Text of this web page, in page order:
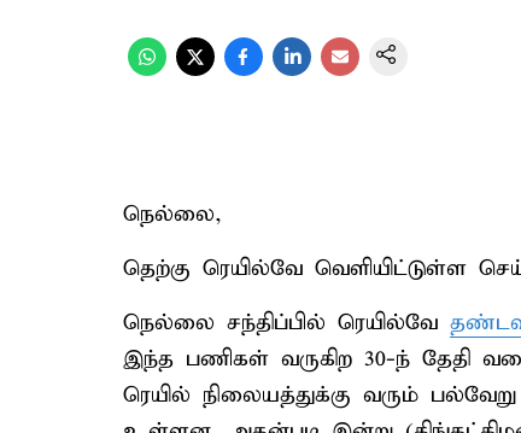
நெல்லை,
தெற்கு ரெயில்வே வெளியிட்டுள்ள
நெல்லை சந்திப்பில் ரெயில்வே
இந்த பணிகள் வருகிற 30-ந் தேதி
ரெயில் நிலையத்துக்கு வரும்